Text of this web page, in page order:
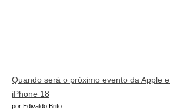
Quando será o próximo evento da Apple
iPhone 18
por Edivaldo Brito